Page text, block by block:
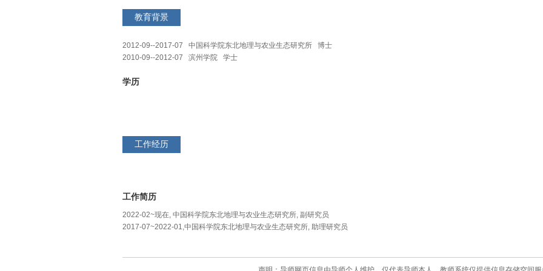
教育背景
2012-09--2017-07 中国科学院东北地理与农业生态研究所 博士
2010-09--2012-07 滨州学院 学士
学历
工作经历
工作简历
2022-02~现在, 中国科学院东北地理与农业生态研究所, 副研究员
2017-07~2022-01,中国科学院东北地理与农业生态研究所, 助理研究员